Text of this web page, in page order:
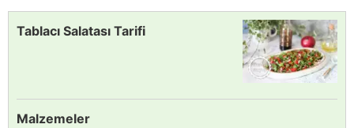
Tablacı Salatası Tarifi
Malzemeler